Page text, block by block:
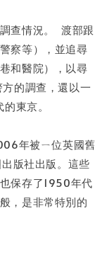
查情況。 渡部跟
察等），並追尋
和醫院），以尋
的調查，還以一
東京。
年被ㄧ位英國舊
版社出版。這些
保存了1950年代
，是非常特別的